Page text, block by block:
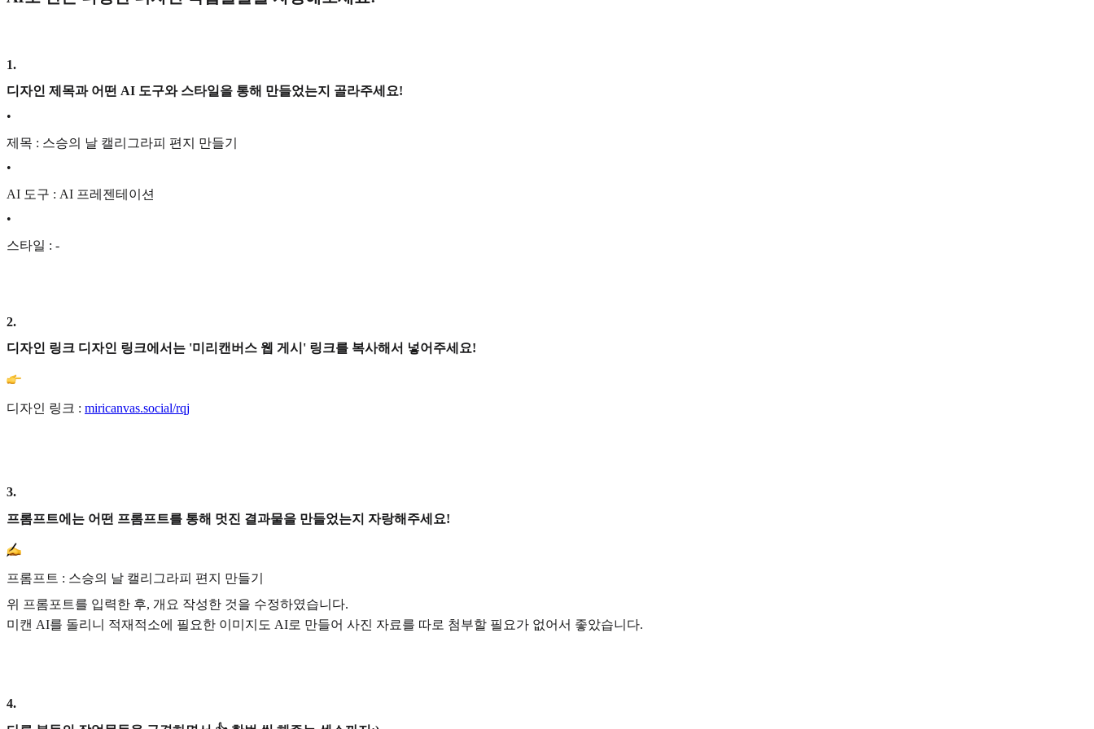
1.
디자인 제목과 어떤 AI 도구와 스타일을 통해 만들었는지 골라주세요!
•
제목 : 스승의 날 캘리그라피 편지 만들기
•
AI 도구 : AI 프레젠테이션
•
스타일 : -
2.
디자인 링크 디자인 링크에서는 '미리캔버스 웹 게시' 링크를 복사해서 넣어주세요!
디자인 링크 : miricanvas.social/rqj
3.
프롬프트에는 어떤 프롬프트를 통해 멋진 결과물을 만들었는지 자랑해주세요!
프롬프트 : 스승의 날 캘리그라피 편지 만들기
위 프롬포트를 입력한 후, 개요 작성한 것을 수정하였습니다.
미캔 AI를 돌리니 적재적소에 필요한 이미지도 AI로 만들어 사진 자료를 따로 첨부할 필요가 없어서 좋았습니다.
4.